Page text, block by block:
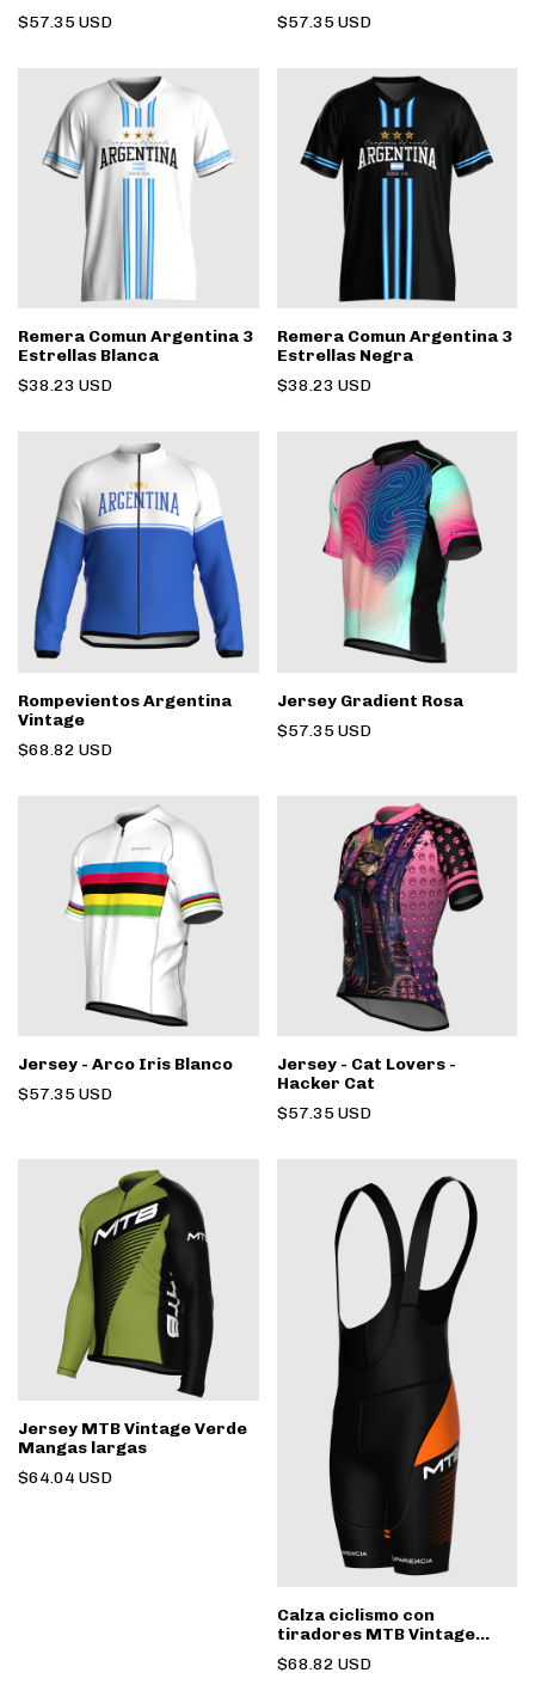
$57.35 USD
$57.35 USD
Remera Comun Argentina 3
Estrellas Blanca
$38.23 USD
Remera Comun Argentina 3
Estrellas Negra
$38.23 USD
Rompevientos Argentina
Vintage
$68.82 USD
Jersey Gradient Rosa
$57.35 USD
Jersey - Arco Iris Blanco
$57.35 USD
Jersey - Cat Lovers -
Hacker Cat
$57.35 USD
Jersey MTB Vintage Verde
Mangas largas
$64.04 USD
Calza ciclismo con
tiradores MTB Vintage
Naranja
$68.82 USD